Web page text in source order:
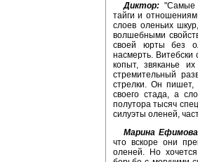
Диктор: "Самые
тайги и
слоев оленьих
волшебными
своей юрты без
насмерть. Витебски
копыт, звяканье
стремительный
стрелки. Он пишет,
своего стада, а
полутора тысяч
силуэты оленей,
Марина
что вскоре они
оленей. Но